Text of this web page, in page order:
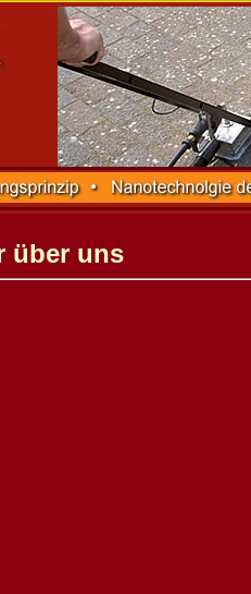
über uns